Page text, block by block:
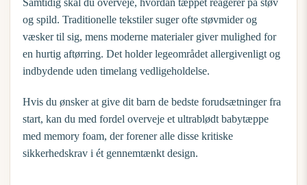
Samtidig skal du overveje, hvordan tæppet reagerer på støv
og spild. Traditionelle tekstiler suger ofte støvmider og
væsker til sig, mens moderne materialer giver mulighed for
en hurtig aftørring. Det holder legeområdet allergivenligt og
indbydende uden timelang vedligeholdelse.
Hvis du ønsker at give dit barn de bedste forudsætninger fra
start, kan du med fordel overveje et ultrablødt babytæppe
med memory foam, der forener alle disse kritiske
sikkerhedskrav i ét gennemtænkt design.